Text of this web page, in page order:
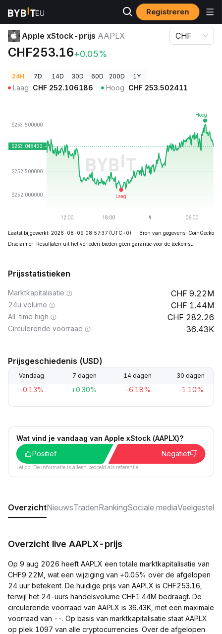
Registreren
Cryptoprijzen Apple xStock-prijs AAPLX
Apple xStock-prijs AAPLX
CHF253.16+0.05%
CHF
24H 7D 14D 30D 60D 200D 1Y
Laag CHF 252.106186 Hoog CHF 253.502411
Laatst bijgewerkt: 2026-08-09 08:57:37 (UTC+0)
Bron van gegevens: CoinGecko
Disclaimer: Resultaten uit het verleden bieden geen garantie voor de toekomst.
Prijsstatistieken
Marktkapitalisatie 9.22M
24u volume 1.44M
All-time high 282.26
Circulerende voorraad 36.43K
Prijsgeschiedenis (USD)
Vandaag 7 dagen 14 dagen 30 dagen
-0.13% +0.30% -6.18% -1.10%
Wat vind je vandaag van Apple xStock (AAPLX)?
Positief
Negatief
Let op: De informatie is alleen bedoeld als referentie.
OverzichtNieuwsTradenRankingSociale media
Overzicht live AAPLX-prijs
Op 9 aug 2026 heeft AAPLX een totale marktkapitalisatie van
CHF9.22M, wat een wijziging van +0.05% over de afgelopen
24 uur betekent. De huidige prijs van AAPLX is CHF253.16,
terwijl het 24-uurs handelsvolume CHF1.44M bedraagt. De
circulerende voorraad van AAPLX is 36.43K, met een maximale
voorraad van --. Op basis van marktkapitalisatie staat AAPLX
op plek 1097 van alle cryptocurrencies. Over de afgelopen